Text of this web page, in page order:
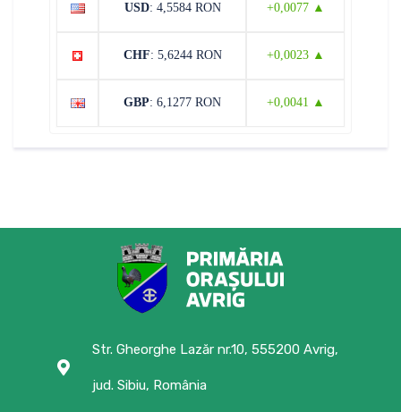
USD: 4,5584 RON +0,0077 ▲
CHF: 5,6244 RON +0,0023 ▲
GBP: 6,1277 RON +0,0041 ▲
Str. Gheorghe Lazăr nr.10, 555200 Avrig,
jud. Sibiu, România